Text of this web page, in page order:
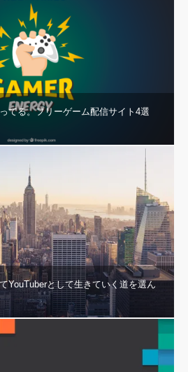
てる。フリーゲーム配信サイト4選
YouTuberとして生きていく道を選ん